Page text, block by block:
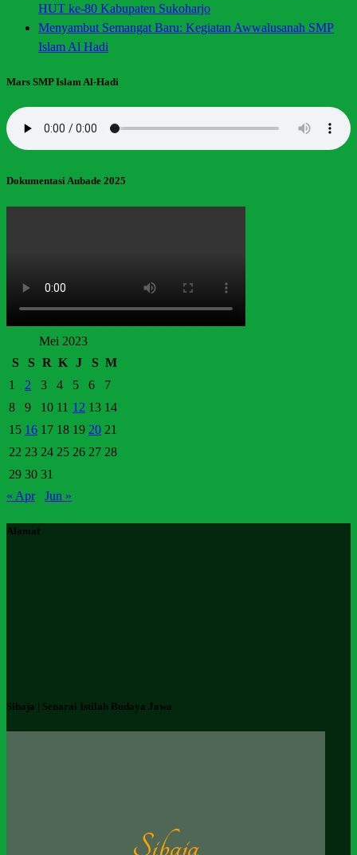
HUT ke-80 Kabupaten Sukoharjo
Menyambut Semangat Baru: Kegiatan Awwalusanah SMP
Islam Al Hadi
Mars SMP Islam Al-Hadi
Dokumentasi Aubade 2025
Mei 2023
S
S R K J S M
1
2 3 4 5 6
7
8
9 10 11 12 13 14
15 16 17 18 19 20 21
22 23 24 25 26 27 28
29 30 31
« Apr
Jun »
Alamat
Sibaja | Senarai Istilah Budaya Jawa